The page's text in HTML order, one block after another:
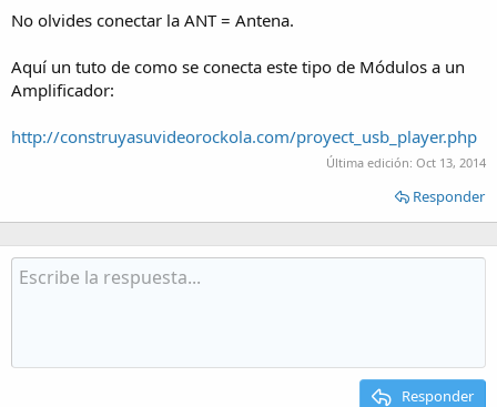
No olvides conectar la ANT = Antena.
Aquí un tuto de como se conecta este tipo de Módulos a un
Amplificador:
http://construyasuvideorockola.com/proyect_usb_player.php
Última edición: Oct 13, 2014
Responder
Responder